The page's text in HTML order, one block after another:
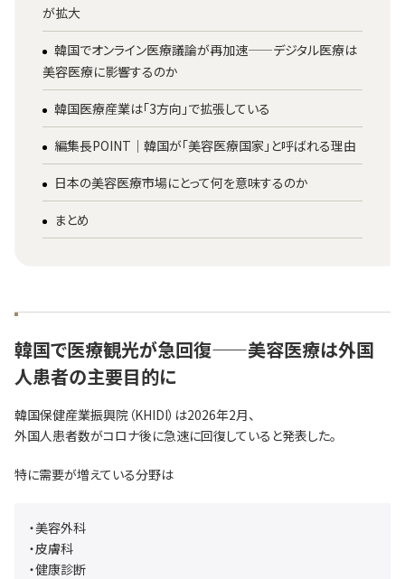
が拡大
韓国でオンライン医療議論が再加速——デジタル医療は
美容医療に影響するのか
韓国医療産業は「3方向」で拡張している
編集長POINT｜韓国が「美容医療国家」と呼ばれる理由
日本の美容医療市場にとって何を意味するのか
まとめ
韓国で医療観光が急回復——美容医療は外国
人患者の主要目的に
韓国保健産業振興院（KHIDI）は2026年2月、
外国人患者数がコロナ後に急速に回復していると発表した。
特に需要が増えている分野は
・美容外科
・皮膚科
・健康診断